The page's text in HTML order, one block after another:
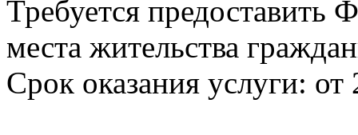
Требуется
места жительства
Срок оказания услуги: от